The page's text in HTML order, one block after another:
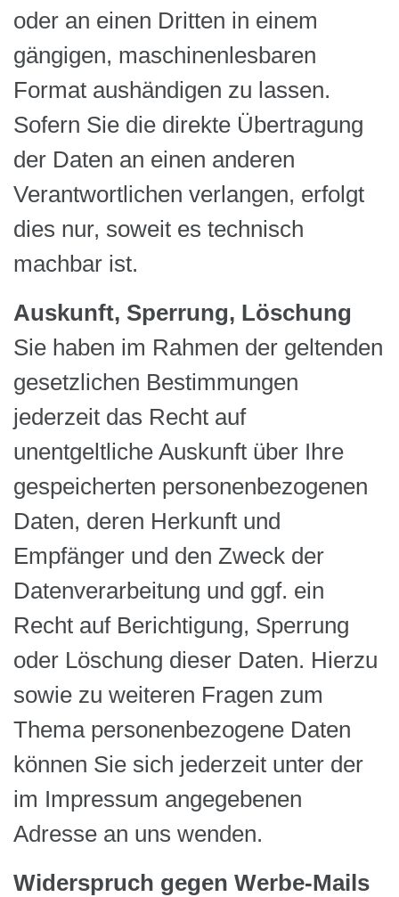
oder an einen Dritten in einem
gängigen, maschinenlesbaren
Format aushändigen zu lassen.
Sofern Sie die direkte Übertragung
der Daten an einen anderen
Verantwortlichen verlangen, erfolgt
dies nur, soweit es technisch
machbar ist.
Auskunft, Sperrung, Löschung
Sie haben im Rahmen der geltenden
gesetzlichen Bestimmungen
jederzeit das Recht auf
unentgeltliche Auskunft über Ihre
gespeicherten personenbezogenen
Daten, deren Herkunft und
Empfänger und den Zweck der
Datenverarbeitung und ggf. ein
Recht auf Berichtigung, Sperrung
oder Löschung dieser Daten. Hierzu
sowie zu weiteren Fragen zum
Thema personenbezogene Daten
können Sie sich jederzeit unter der
im Impressum angegebenen
Adresse an uns wenden.
Widerspruch gegen Werbe-Mails